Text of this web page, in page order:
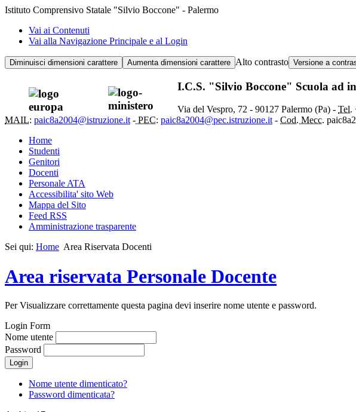
Istituto Comprensivo Statale "Silvio Boccone" - Palermo
Vai ai Contenuti
Vai alla Navigazione Principale e al Login
Diminuisci dimensioni carattere Aumenta dimensioni carattere Alto contrasto Versione a
I.C.S. "Silvio Boccone" Scuola ad
Via del Vespro, 72 - 90127 Palermo (Pa) -Tel.
MAIL: paic8a2004@istruzione.it- PEC: paic8a2004@pec.istruzione.it- Cod. Mecc.
Home
Studenti
Genitori
Docenti
Personale ATA
Accessibilita' sito Web
Mappa del Sito
Feed RSS
Amministrazione trasparente
Sei qui: Home Area Riservata Docenti
Area riservata Personale Docente
Per Visualizzare correttamente questa pagina devi inserire nome utente e password.
Login Form
Nome utente
Password
Login
Nome utente dimenticato?
Password dimenticata?